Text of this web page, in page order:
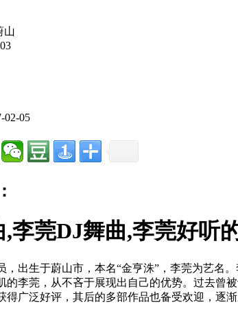
山
02-05
李莞DJ舞曲,李莞好听
，出生于蔚山市，本名“金亨洙”，李莞为艺名
的李莞，从不吝于展现出自己的优势。过去曾
得广泛好评，其后的多部作品也备受欢迎，逐